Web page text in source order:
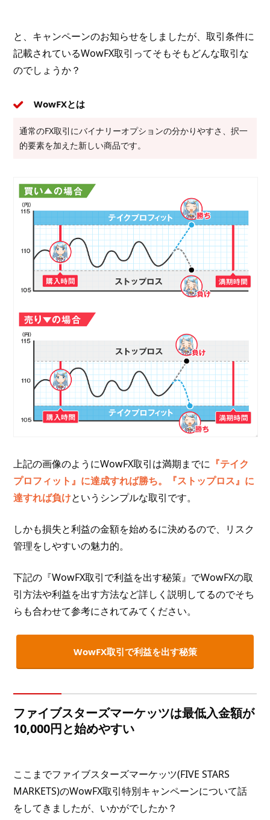
と、キャンペーンのお知らせをしましたが、取引条件に
記載されているWowFX取引ってそもそもどんな取引な
のでしょうか？
WowFXとは
通常のFX取引にバイナリーオプションの分かりやすさ、択一
的要素を加えた新しい商品です。
上記の画像のようにWowFX取引は満期までに 『テイク
プロフィット』に達成すれば勝ち。『ストップロス』に
達すれば負けというシンプルな取引です。
しかも損失と利益の金額を始めるに決めるので、リスク
管理をしやすいの魅力的。
下記の『WowFX取引で利益を出す秘策』でWowFXの取
引方法や利益を出す方法など詳しく説明してるのでそち
らも合わせて参考にされてみてください。
WowFX取引で利益を出す秘策
ファイブスターズマーケッツは最低入金額が
10,000円と始めやすい
ここまでファイブスターズマーケッツ(FIVE STARS
MARKETS)のWowFX取引特別キャンペーンについて話
をしてきましたが、いかがでしたか？